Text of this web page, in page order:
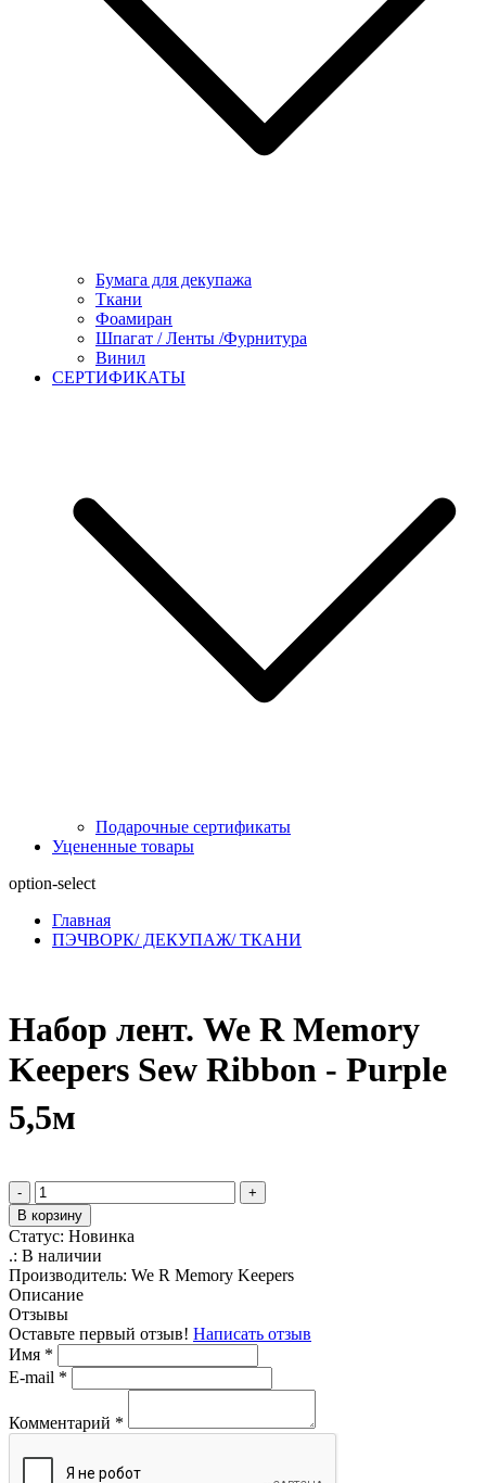
Бумага для декупажа
Ткани
Фоамиран
Шпагат / Ленты /Фурнитура
Винил
СЕРТИФИКАТЫ
Подарочные сертификаты
Уцененные товары
option-select
Главная
ПЭЧВОРК/ ДЕКУПАЖ/ ТКАНИ
Набор лент. We R Memory
Keepers Sew Ribbon - Purple
5,5м
-
+
В корзину
Статус: Новинка
.: В наличии
Производитель: We R Memory Keepers
Описание
Отзывы
Оставьте первый отзыв! Написать отзыв
Имя *
E-mail *
Комментарий *